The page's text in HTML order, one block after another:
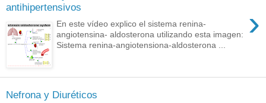
antihipertensivos
›
En este vídeo explico el sistema renina-
angiotensina- aldosterona utilizando esta imagen:
Sistema renina-angiotensiona-aldosterona ...
Nefrona y Diuréticos